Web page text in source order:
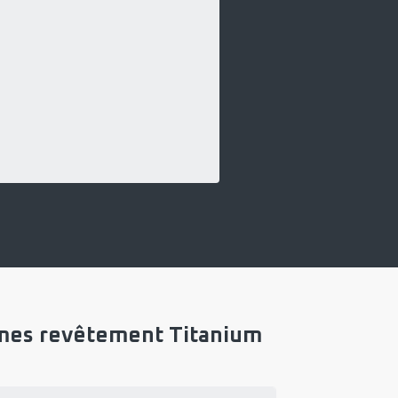
revêtement Titanium